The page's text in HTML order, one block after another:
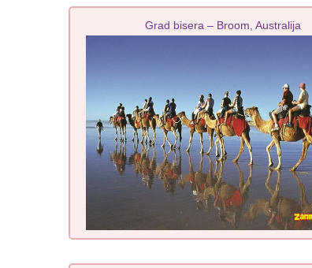
Grad bisera – Broom, Australija